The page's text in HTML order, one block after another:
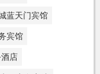
蓝天门宾馆
宾馆
店